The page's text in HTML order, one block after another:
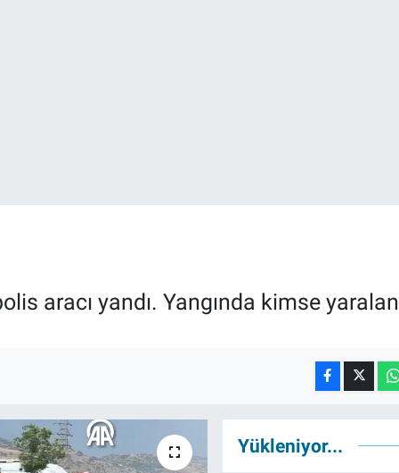
aracı yandı. Yangında kimse
Yükleniyor...